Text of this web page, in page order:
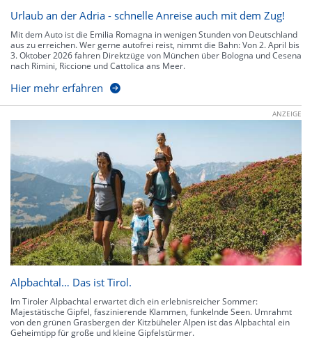
Urlaub an der Adria - schnelle Anreise auch mit dem Zug!
Mit dem Auto ist die Emilia Romagna in wenigen Stunden von Deutschland
aus zu erreichen. Wer gerne autofrei reist, nimmt die Bahn: Von 2. April bis
3. Oktober 2026 fahren Direktzüge von München über Bologna und Cesena
nach Rimini, Riccione und Cattolica ans Meer.
Hier mehr erfahren
ANZEIGE
Alpbachtal… Das ist Tirol.
Im Tiroler Alpbachtal erwartet dich ein erlebnisreicher Sommer:
Majestätische Gipfel, faszinierende Klammen, funkelnde Seen. Umrahmt
von den grünen Grasbergen der Kitzbüheler Alpen ist das Alpbachtal ein
Geheimtipp für große und kleine Gipfelstürmer.